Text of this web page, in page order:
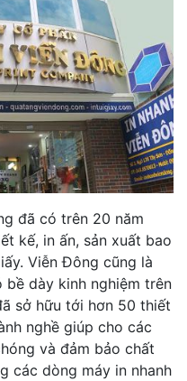
đã có trên 20 năm
kế, in ấn, sản xuất bao
Viễn Đông cũng là
bề dày kinh nghiệm trên
sở hữu tới hơn 50 thiết
nghề giúp cho các
và đảm bảo chất
các dòng máy in nhanh